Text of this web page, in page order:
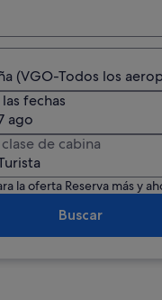
(VGO-Todos los
fechas
ago
de cabina
la oferta Reserva más y
Buscar